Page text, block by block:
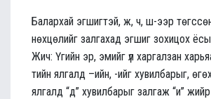
Балархай эгшигтэй, ж, ч, ш-ээр төгссөн
нөхцөлийг залгахад эгшиг зохицох
Жич: Үгийн эр, эмийг үл харгалзан
тийн ялгалд –ийн, -ийг хувилбарыг,
ялгалд “д” хувилбарыг залгаж “и”